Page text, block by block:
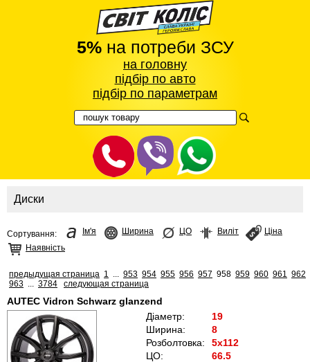
5%на потреби ЗСУ
на головну
підбір по авто
підбір по параметрам
Диски
Сортування: Ім'я Ширина ЦО Виліт
Ціна
Наявність
предыдущая страница 1 953 954 955 956 957 958 959 960 961
962
963
3784 следующая страница
AUTEC Vidron Schwarz glanzend
Діаметр:
19
Ширина:
8
Розболтовка:
5x112
ЦО:
66.5